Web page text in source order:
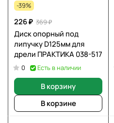
-39%
226 ₽ 369 ₽
Диск опорный под
липучку D125мм для
дрели ПРАКТИКА 038-517
0 Есть в наличии
В корзину
В корзине